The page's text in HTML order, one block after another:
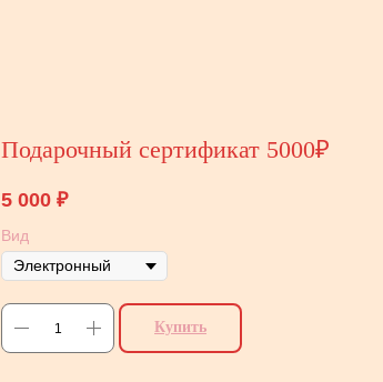
Подарочный сертификат 5000₽
5 000 ₽
Вид
Купить